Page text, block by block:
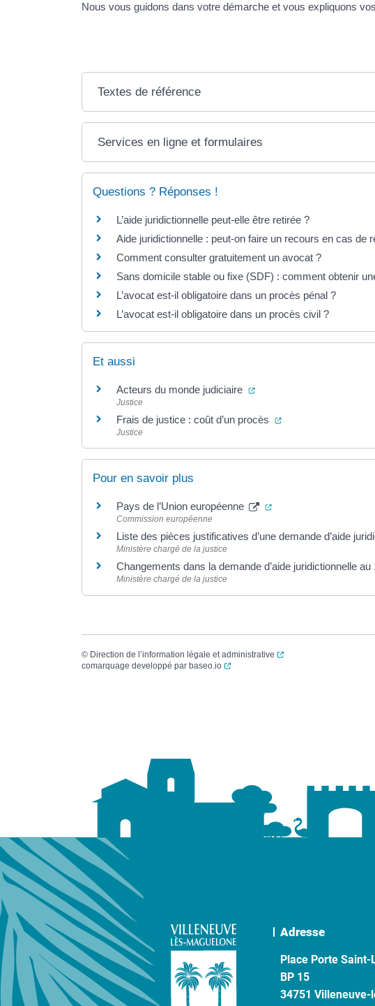
Nous vous guidons dans votre démarche et vous expliquons
Textes de référence
Services en ligne et formulaires
Questions ? Réponses !
L’aide juridictionnelle peut-elle être retirée ?
Aide juridictionnelle : peut-on faire un recours en cas de
Comment consulter gratuitement un avocat ?
Sans domicile stable ou fixe (SDF) : comment obtenir
L’avocat est-il obligatoire dans un procès pénal ?
L’avocat est-il obligatoire dans un procès civil ?
Et aussi
Acteurs du monde judiciaire (ouverture dans un nouvel
Justice
Frais de justice : coût d’un procès (ouverture dans un
Justice
Pour en savoir plus
Pays de l’Union européenne (ouverture dans un
Commission européenne
Liste des pièces justificatives d’une demande d’aide
Ministère chargé de la justice
Changements dans la demande d’aide juridictionnelle au
Ministère chargé de la justice
© Direction de l’information légale et administrative
(ouverture dans un
comarquage developpé par baseo.io (ouverture dans un nouvel onglet)
Adresse
Place Porte Saint-
BP 15
34751